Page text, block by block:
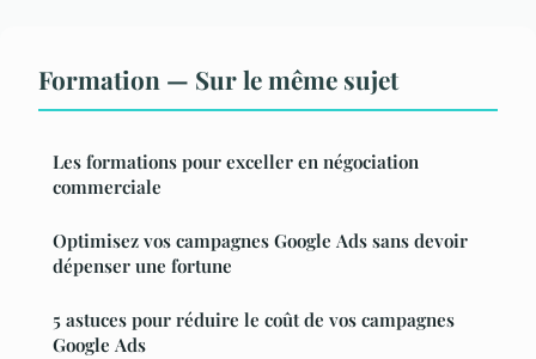
Formation — Sur le même sujet
Les formations pour exceller en négociation
commerciale
Optimisez vos campagnes Google Ads sans devoir
dépenser une fortune
5 astuces pour réduire le coût de vos campagnes
Google Ads